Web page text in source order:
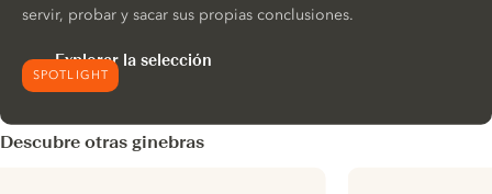
SPOTLIGHT
servir, probar y sacar sus propias conclusiones.
Explorar la selección
Descubre otras ginebras